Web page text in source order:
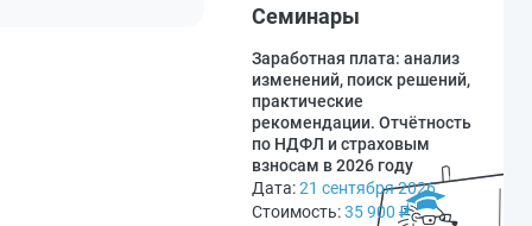
Семинары
Заработная плата: анализ
изменений, поиск решений,
практические
рекомендации. Отчётность
по НДФЛ и страховым
взносам в 2026 году
Дата:21 сентября 2026
Стоимость:35 900 ₽